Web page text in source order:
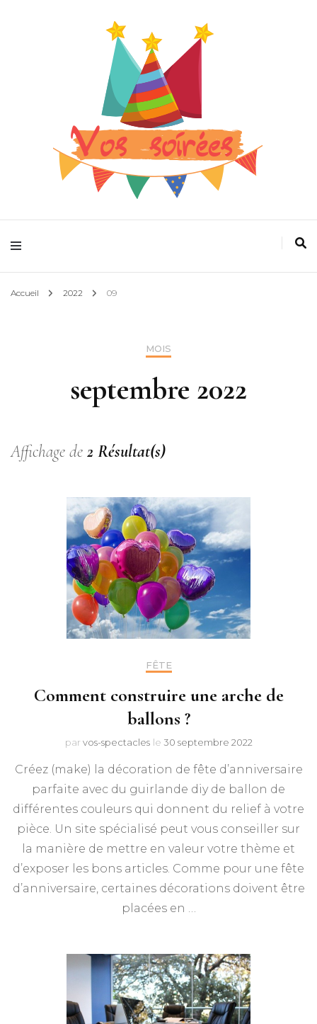
Vos spectacles
Pour que la fête devienne plus folle
Accueil 2022 09
MOIS
septembre 2022
Affichage de 2 Résultat(s)
FÊTE
Comment construire une arche de
ballons ?
par vos-spectacles le 30 septembre 2022
Créez (make) la décoration de fête d’anniversaire
parfaite avec du guirlande diy de ballon de
différentes couleurs qui donnent du relief à votre
pièce. Un site spécialisé peut vous conseiller sur
la manière de mettre en valeur votre thème et
d’exposer les bons articles. Comme pour une fête
d’anniversaire, certaines décorations doivent être
placées en …